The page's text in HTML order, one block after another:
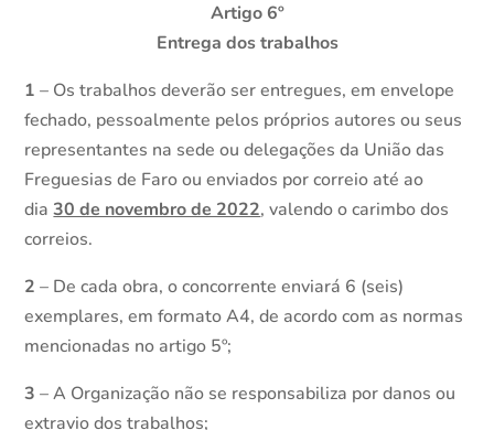
Artigo 6º
Entrega dos trabalhos
1 – Os trabalhos deverão ser entregues, em envelope
fechado, pessoalmente pelos próprios autores ou seus
representantes na sede ou delegações da União das
Freguesias de Faro ou enviados por correio até ao
dia30 de novembro de 2022, valendo o carimbo dos
correios.
2 – De cada obra, o concorrente enviará 6 (seis)
exemplares, em formato A4, de acordo com as normas
mencionadas no artigo 5º;
3 – A Organização não se responsabiliza por danos ou
extravio dos trabalhos;